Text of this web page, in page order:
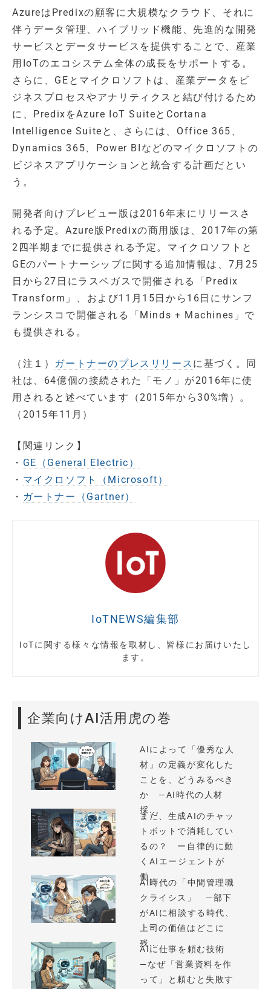
AzureはPredixの顧客に大規模なクラウド、それに
伴うデータ管理、ハイブリッド機能、先進的な開発
サービスとデータサービスを提供することで、産業
用IoTのエコシステム全体の成長をサポートする。
さらに、GEとマイクロソフトは、産業データをビ
ジネスプロセスやアナリティクスと結び付けるため
に、PredixをAzure IoT SuiteとCortana
Intelligence Suiteと、さらには、Office 365、
Dynamics 365、Power BIなどのマイクロソフトの
ビジネスアプリケーションと統合する計画だとい
う。
開発者向けプレビュー版は2016年末にリリースさ
れる予定。Azure版Predixの商用版は、2017年の第
2四半期までに提供される予定。マイクロソフトと
GEのパートナーシップに関する追加情報は、7月25
日から27日にラスベガスで開催される「Predix
Transform」、および11月15日から16日にサンフ
ランシスコで開催される「Minds + Machines」で
も提供される。
（注１） ガートナーのプレスリリース に基づく。同
社は、64億個の接続された「モノ」が2016年に使
用されると述べています（2015年から30%増）。
（2015年11月）
【関連リンク】
・ GE（General Electric）
・ マイクロソフト（Microsoft）
・ ガートナー（Gartner）
IoTNEWS編集部
IoTに関する様々な情報を取材し、皆様にお届けいたし
ます。
企業向けAI活用虎の巻
AIによって「優秀な人
材」の定義が変化した
ことを、どうみるべき
か —AI時代の人材
採...
まだ、生成AIのチャッ
トボットで消耗してい
るの？ ー自律的に動
くAIエージェントが
働...
AI時代の「中間管理職
クライシス」 —部下
がAIに相談する時代、
上司の価値はどこに
残...
AIに仕事を頼む技術
—なぜ「営業資料を作
って」と頼むと失敗す